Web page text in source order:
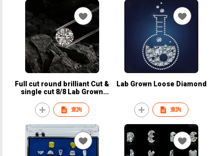
Full cut round brilliant Cut &
single cut 8/8 Lab Grown
查詢
Lab Grown Loose Diamond
查詢